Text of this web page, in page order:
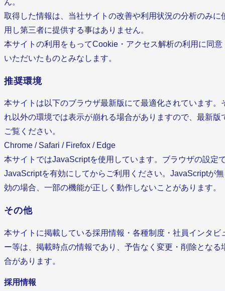
取得した情報は、当社サイトの改善や利用状況の分析のみに
用し第三者に提供する事はありません。
本サイトの利用をもってCookie・アクセス解析の利用に同意
いただいたものとみなします。
推奨環境
本サイトは以下のブラウザ最新版にて最適化されています。
れ以外の環境では表示が崩れる場合がありますので、最新版
ご覧ください。
Chrome / Safari / Firefox / Edge
本サイトではJavaScriptを使用しています。ブラウザの設定
JavaScriptを有効にしてからご利用ください。JavaScriptが無
効の場合、一部の機能が正しく動作しないことがあります。
その他
本サイトに掲載している採用情報・各種制度・社員インタビ
ー等は、掲載時点の情報であり、予告なく変更・削除となる
合があります。
採用情報